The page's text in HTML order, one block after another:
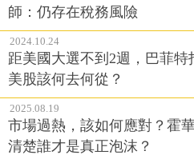
師：仍存在稅務風險
2024.10.24
距美國大選不到2週，巴菲
美股該何去何從？
2025.08.19
市場過熱，該如何應對？霍
清楚誰才是真正泡沫？